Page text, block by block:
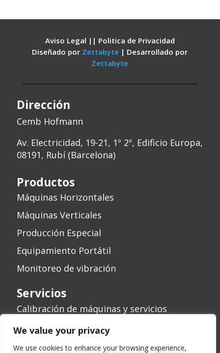
We value your privacy
We use cookies to enhance your browsing experience,
Aviso Legal || Politica de Privacidad
Diseñado por Zettabyte | Desarrollado por
Zettabyte
Dirección
Cemb Hofmann
Av. Electricidad, 19-21, 1º 2º, Edificio Europa,
08191, Rubí (Barcelona)
Productos
Máquinas Horizontales
Máquinas Verticales
Producción Especial
Equipamiento Portátil
Monitoreo de vibración
Servicios
Calibración de máquinas y servicios
Revisión de máquinas